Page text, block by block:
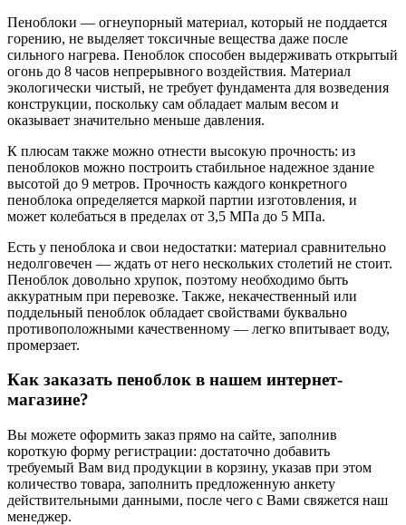
Пеноблоки — огнеупорный материал, который не поддается
горению, не выделяет токсичные вещества даже после
сильного нагрева. Пеноблок способен выдерживать открытый
огонь до 8 часов непрерывного воздействия. Материал
экологически чистый, не требует фундамента для возведения
конструкции, поскольку сам обладает малым весом и
оказывает значительно меньше давления.
К плюсам также можно отнести высокую прочность: из
пеноблоков можно построить стабильное надежное здание
высотой до 9 метров. Прочность каждого конкретного
пеноблока определяется маркой партии изготовления, и
может колебаться в пределах от 3,5 МПа до 5 МПа.
Есть у пеноблока и свои недостатки: материал сравнительно
недолговечен — ждать от него нескольких столетий не стоит.
Пеноблок довольно хрупок, поэтому необходимо быть
аккуратным при перевозке. Также, некачественный или
поддельный пеноблок обладает свойствами буквально
противоположными качественному — легко впитывает воду,
промерзает.
Как заказать пеноблок в нашем интернет-
магазине?
Вы можете оформить заказ прямо на сайте, заполнив
короткую форму регистрации: достаточно добавить
требуемый Вам вид продукции в корзину, указав при этом
количество товара, заполнить предложенную анкету
действительными данными, после чего с Вами свяжется наш
менеджер.